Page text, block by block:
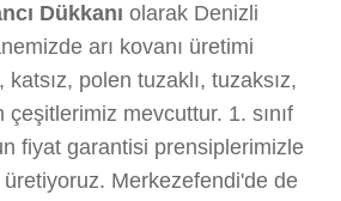
Dükkanı olarak Denizli
arı kovanı üretimi
katsız, polen tuzaklı, tuzaksız,
mevcuttur. 1. sınıf
fiyat garantisi prensiplerimizle
üretiyoruz. Merkezefendi'de de